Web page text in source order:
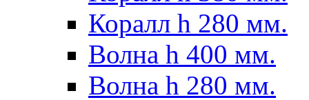
Коралл h 280 мм.
Волна h 400 мм.
Волна h 280 мм.